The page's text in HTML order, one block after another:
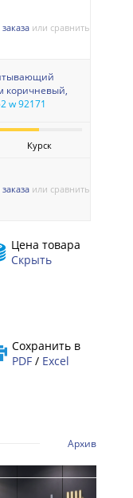
или сравнить
коричневый,
w 92171
Курск
или сравнить
Цена товара
Скрыть
Сохранить в
PDF/ Excel
Архив